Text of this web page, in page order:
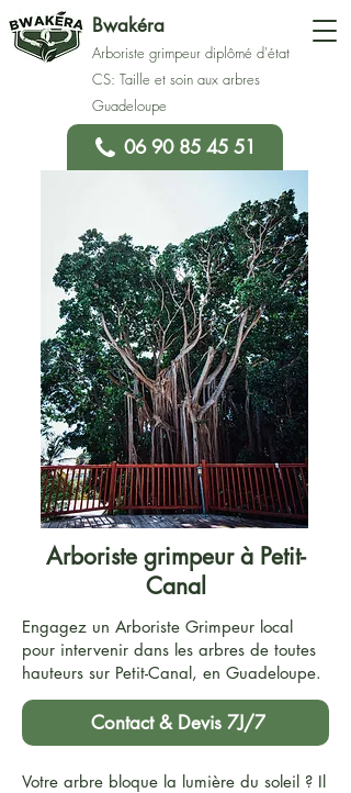
Bwakéra
Arboriste grimpeur diplômé d'état
CS: Taille et soin aux arbres
Guadeloupe
06 90 85 45 51
Arboriste grimpeur à Petit-
Canal
Engagez un Arboriste Grimpeur local
pour intervenir dans les arbres de toutes
hauteurs sur Petit-Canal, en Guadeloupe.
Contact & Devis 7J/7
Votre arbre bloque la lumière du soleil ? Il